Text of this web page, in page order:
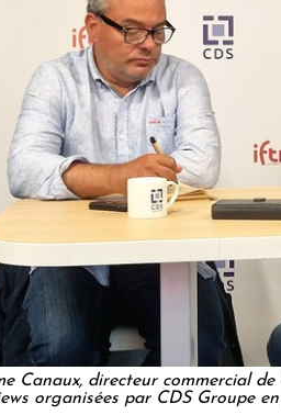
Canaux, directeur commercial
organisées par CDS Groupe